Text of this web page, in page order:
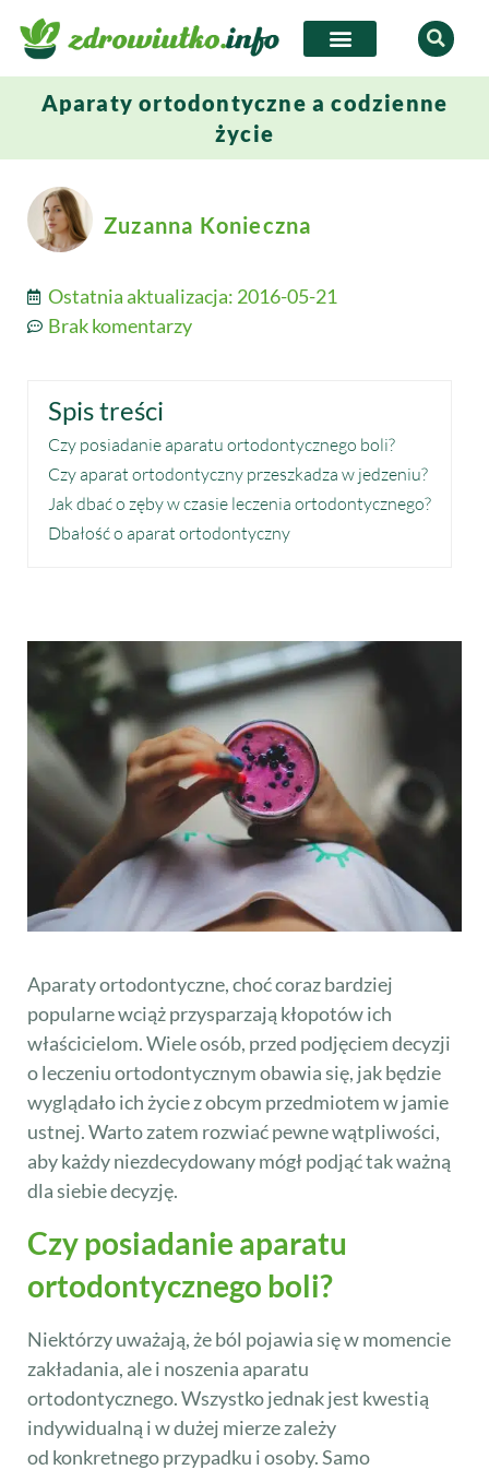
Aparaty ortodontyczne a codzienne
życie
Zuzanna Konieczna
Ostatnia aktualizacja: 2016-05-21
Brak komentarzy
Spis treści
Czy posiadanie aparatu ortodontycznego boli?
Czy aparat ortodontyczny przeszkadza w jedzeniu?
Jak dbać o zęby w czasie leczenia ortodontycznego?
Dbałość o aparat ortodontyczny
Aparaty ortodontyczne, choć coraz bardziej
popularne wciąż przysparzają kłopotów ich
właścicielom. Wiele osób, przed podjęciem decyzji
o leczeniu ortodontycznym obawia się, jak będzie
wyglądało ich życie z obcym przedmiotem w jamie
ustnej. Warto zatem rozwiać pewne wątpliwości,
aby każdy niezdecydowany mógł podjąć tak ważną
dla siebie decyzję.
Czy posiadanie aparatu
ortodontycznego boli?
Niektórzy uważają, że ból pojawia się w momencie
zakładania, ale i noszenia aparatu
ortodontycznego. Wszystko jednak jest kwestią
indywidualną i w dużej mierze zależy
od konkretnego przypadku i osoby. Samo